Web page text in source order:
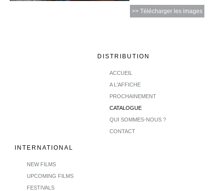
>> Télécharger les images
DISTRIBUTION
ACCUEIL
A L'AFFICHE
PROCHAINEMENT
CATALOGUE
QUI SOMMES-NOUS ?
CONTACT
INTERNATIONAL
NEW FILMS
UPCOMING FILMS
FESTIVALS